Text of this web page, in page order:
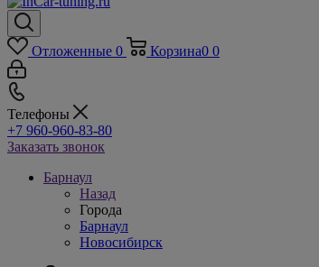
Отложенные 0 Корзина0 0
Телефоны
+7 960-960-83-80
Заказать звонок
Барнаул
Назад
Города
Барнаул
Новосибирск